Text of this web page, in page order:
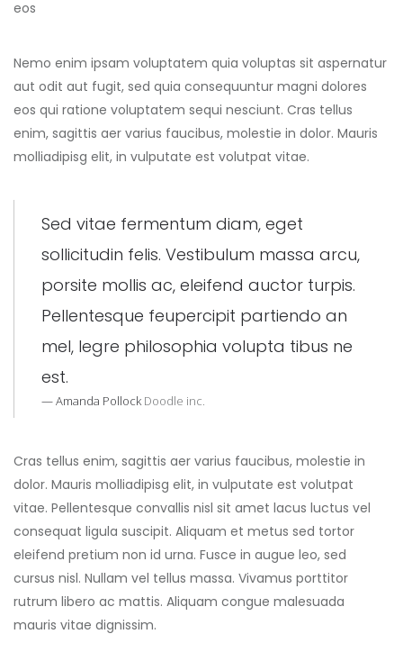
eos
Nemo enim ipsam voluptatem quia voluptas sit aspernatur
aut odit aut fugit, sed quia consequuntur magni dolores
eos qui ratione voluptatem sequi nesciunt. Cras tellus
enim, sagittis aer varius faucibus, molestie in dolor. Mauris
molliadipisg elit, in vulputate est volutpat vitae.
Sed vitae fermentum diam, eget
sollicitudin felis. Vestibulum massa arcu,
porsite mollis ac, eleifend auctor turpis.
Pellentesque feupercipit partiendo an
mel, legre philosophia volupta tibus ne
est.
Amanda PollockDoodle inc.
Cras tellus enim, sagittis aer varius faucibus, molestie in
dolor. Mauris molliadipisg elit, in vulputate est volutpat
vitae. Pellentesque convallis nisl sit amet lacus luctus vel
consequat ligula suscipit. Aliquam et metus sed tortor
eleifend pretium non id urna. Fusce in augue leo, sed
cursus nisl. Nullam vel tellus massa. Vivamus porttitor
rutrum libero ac mattis. Aliquam congue malesuada
mauris vitae dignissim.